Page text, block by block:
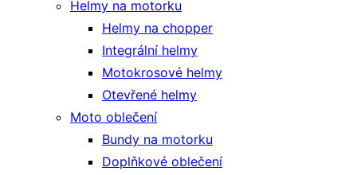
Helmy na motorku
Helmy na chopper
Integrální helmy
Motokrosové helmy
Otevřené helmy
Moto oblečení
Bundy na motorku
Doplňkové oblečení